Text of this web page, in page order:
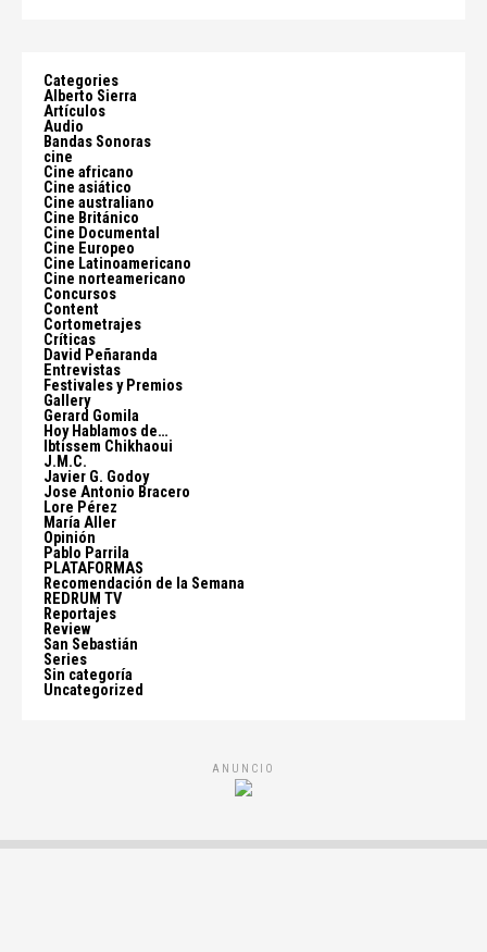
Categories
Alberto Sierra
Artículos
Audio
Bandas Sonoras
cine
Cine africano
Cine asiático
Cine australiano
Cine Británico
Cine Documental
Cine Europeo
Cine Latinoamericano
Cine norteamericano
Concursos
Content
Cortometrajes
Críticas
David Peñaranda
Entrevistas
Festivales y Premios
Gallery
Gerard Gomila
Hoy Hablamos de…
Ibtissem Chikhaoui
J.M.C.
Javier G. Godoy
Jose Antonio Bracero
Lore Pérez
María Aller
Opinión
Pablo Parrila
PLATAFORMAS
Recomendación de la Semana
REDRUM TV
Reportajes
Review
San Sebastián
Series
Sin categoría
Uncategorized
ANUNCIO